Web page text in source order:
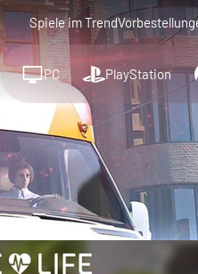
Spiele im Trend
PC PlayStation